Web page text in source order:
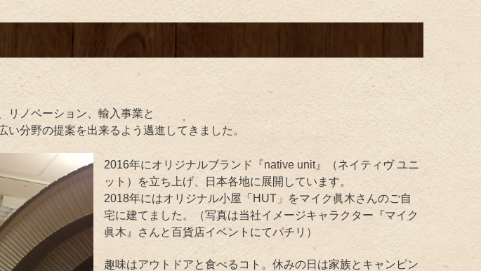
リノベーション、輸入事業と
い分野の提案を出来るよう邁進してきました。
2016年にオリジナルブランド 『native unit』
（ネイティヴ ユニ
ット）を立ち上げ、日本各地に展開しています。
2018年にはオリジナル小屋「HUT」をマイク眞木さんのご自
宅に建てました。（写真は当社イメージキャラクター『マイク
眞木』さんと百貨店イベントにてパチリ）
趣味はアウトドアと食べるコト。休みの日は家族とキャンピン